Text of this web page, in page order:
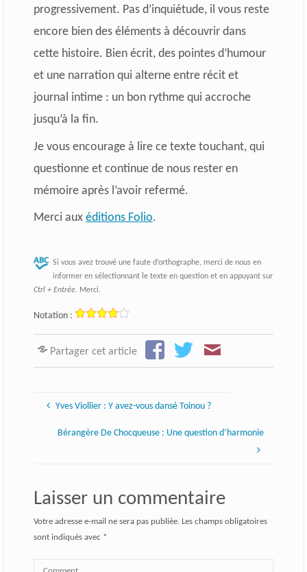
progressivement. Pas d’inquiétude, il vous reste
encore bien des éléments à découvrir dans
cette histoire. Bien écrit, des pointes d’humour
et une narration qui alterne entre récit et
journal intime : un bon rythme qui accroche
jusqu’à la fin.
Je vous encourage à lire ce texte touchant, qui
questionne et continue de nous rester en
mémoire après l’avoir refermé.
Merci aux éditions Folio.
Si vous avez trouvé une faute d’orthographe, merci de nous en
informer en sélectionnant le texte en question et en appuyant sur
Ctrl + Entrée. Merci.
Notation :
Partager cet article
Yves Viollier : Y avez-vous dansé Toinou ?
Bérangère De Chocqueuse : Une question d’harmonie
Laisser un commentaire
Votre adresse e-mail ne sera pas publiée. Les champs obligatoires
sont indiqués avec *